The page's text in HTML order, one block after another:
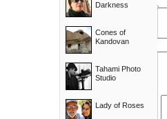
Darkness
Cones of
Kandovan
Tahami Photo
Studio
Lady of Roses